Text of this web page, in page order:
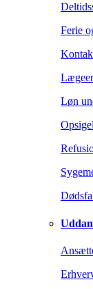
Ferie
Løn